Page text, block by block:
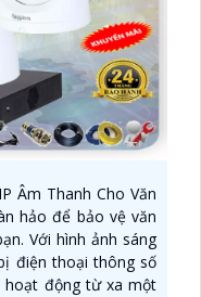
Âm Thanh Cho Văn
hảo để bảo vệ văn
Với hình ảnh sáng
điện thoại thông số
hoạt động từ xa một